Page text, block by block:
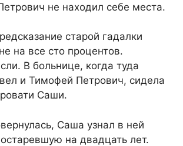
не находил себе места.
старой гадалки
на все сто процентов.
В больнице, когда туда
и Тимофей Петрович, сидела
Саши.
Саша узнал в ней
на двадцать лет.